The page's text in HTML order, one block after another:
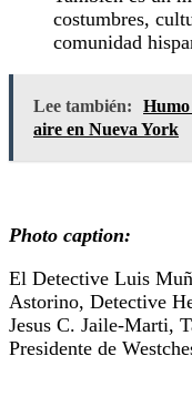
costumbres,
comunidad
Lee también:
aire en Nueva York
Photo caption:
El Detective Luis
Astorino, Detective
Jesus C. Jaile-Marti,
Presidente de